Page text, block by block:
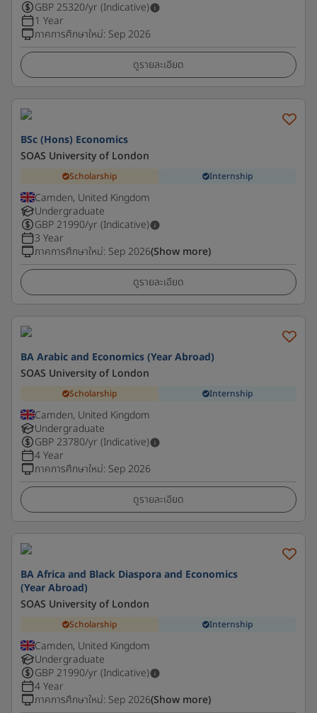
GBP 25320/yr (Indicative)
1 Year
ภาคการศึกษาใหม่: Sep 2026
ดูรายละเอียด
BSc (Hons) Economics
SOAS University of London
Scholarship Internship
Camden, United Kingdom
Undergraduate
GBP 21990/yr (Indicative)
3 Year
ภาคการศึกษาใหม่: Sep 2026(Show more)
ดูรายละเอียด
BA Arabic and Economics (Year Abroad)
SOAS University of London
Scholarship Internship
Camden, United Kingdom
Undergraduate
GBP 23780/yr (Indicative)
4 Year
ภาคการศึกษาใหม่: Sep 2026
ดูรายละเอียด
BA Africa and Black Diaspora and Economics
(Year Abroad)
SOAS University of London
Scholarship Internship
Camden, United Kingdom
Undergraduate
GBP 21990/yr (Indicative)
4 Year
ภาคการศึกษาใหม่: Sep 2026(Show more)